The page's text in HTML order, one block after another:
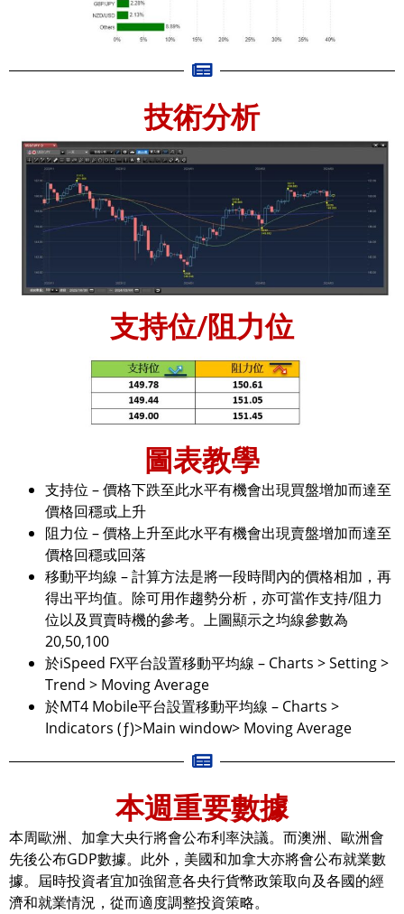
技術分析
支持位/阻力位
圖表教學
支持位 – 價格下跌至此水平有機會出現買盤增加而達至
價格回穩或上升
阻力位 – 價格上升至此水平有機會出現賣盤增加而達至
價格回穩或回落
移動平均線 – 計算方法是將一段時間內的價格相加，再
得出平均值。除可用作趨勢分析，亦可當作支持/阻力
位以及買賣時機的參考。上圖顯示之均線參數為
20,50,100
於iSpeed FX平台設置移動平均線 – Charts > Setting >
Trend > Moving Average
於MT4 Mobile平台設置移動平均線 – Charts >
Indicators (ƒ)>Main window> Moving Average
本週重要數據
本周歐洲、加拿大央行將會公布利率決議。而澳洲、歐洲會
先後公布GDP數據。此外，美國和加拿大亦將會公布就業數
據。屆時投資者宜加強留意各央行貨幣政策取向及各國的經
濟和就業情況，從而適度調整投資策略。